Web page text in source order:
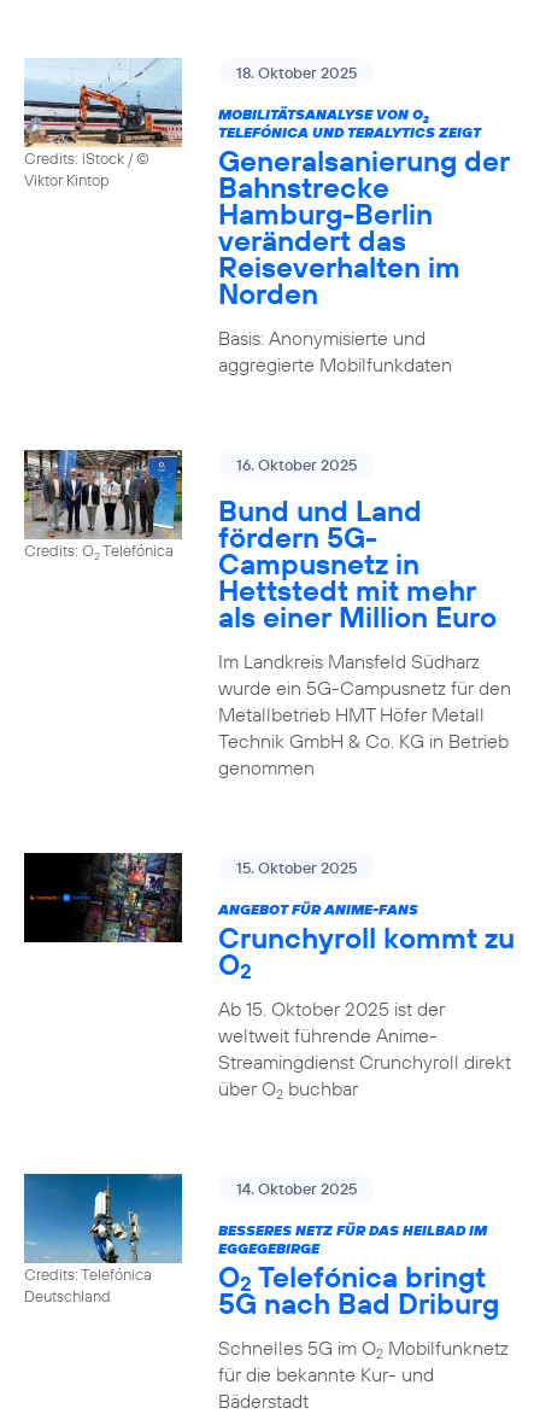
Credits: iStock / ©
Viktor Kintop
18. Oktober 2025
MOBILITÄTSANALYSE VON O2
TELEFÓNICA UND TERALYTICS ZEIGT
Generalsanierung der
Bahnstrecke
Hamburg-Berlin
verändert das
Reiseverhalten im
Norden
Basis: Anonymisierte und
aggregierte Mobilfunkdaten
Credits: O2Telefónica
16. Oktober 2025
Bund und Land
fördern 5G-
Campusnetz in
Hettstedt mit mehr
als einer Million Euro
Im Landkreis Mansfeld Südharz
wurde ein 5G-Campusnetz für den
Metallbetrieb HMT Höfer Metall
Technik GmbH & Co. KG in Betrieb
genommen
15. Oktober 2025
ANGEBOT FÜR ANIME-FANS
Crunchyroll kommt zu
O2
Ab 15. Oktober 2025 ist der
weltweit führende Anime-
Streamingdienst Crunchyroll direkt
über O2buchbar
Credits: Telefónica
Deutschland
14. Oktober 2025
BESSERES NETZ FÜR DAS HEILBAD IM
EGGEGEBIRGE
O2 Telefónica bringt
5G nach Bad Driburg
Schnelles 5G im O2Mobilfunknetz
für die bekannte Kur- und
Bäderstadt